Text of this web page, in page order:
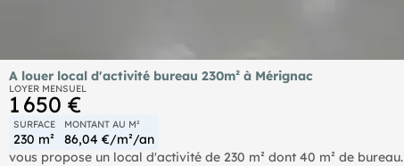
A louer local d'activité bureau 230m² à Mérignac
LOYER MENSUEL
1 650 €
SURFACE
230 m²
MONTANT AU M²
86,04 €/m²/an
vous propose un local d'activité de 230 m² dont 40 m² de bureau.